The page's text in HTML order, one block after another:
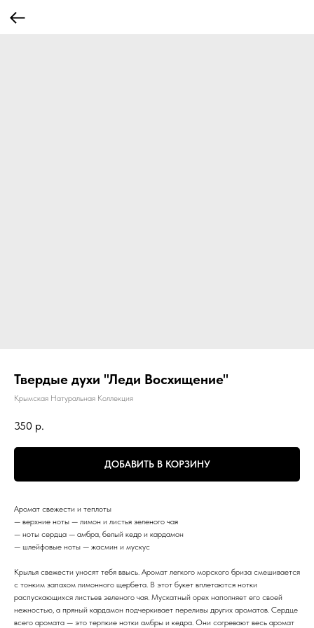
Твердые духи "Леди Восхищение"
Крымская Натуральная Коллекция
350 р.
ДОБАВИТЬ В КОРЗИНУ
Аромат свежести и теплоты
— верхние ноты — лимон и листья зеленого чая
— ноты сердца — амбра, белый кедр и кардамон
— шлейфовые ноты — жасмин и мускус
Крылья свежести уносят тебя ввысь. Аромат легкого морского бриза смешивается
с тонким запахом лимонного щербета. В этот букет вплетаются нотки
распускающихся листьев зеленого чая. Мускатный орех наполняет его своей
нежностью, а пряный кардамон подчеркивает переливы других ароматов. Сердце
всего аромата — это терпкие нотки амбры и кедра. Они согревают весь аромат